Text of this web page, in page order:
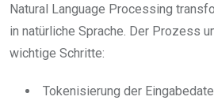
Natural Language Processing
in natürliche Sprache. Der Prozess
wichtige Schritte:
Tokenisierung der